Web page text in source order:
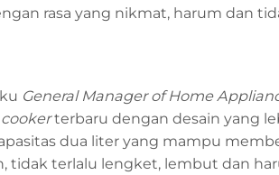
rasa yang nikmat, harum dan
General Manager of Home
terbaru dengan desain yang
dua liter yang mampu
tidak terlalu lengket, lembut dan